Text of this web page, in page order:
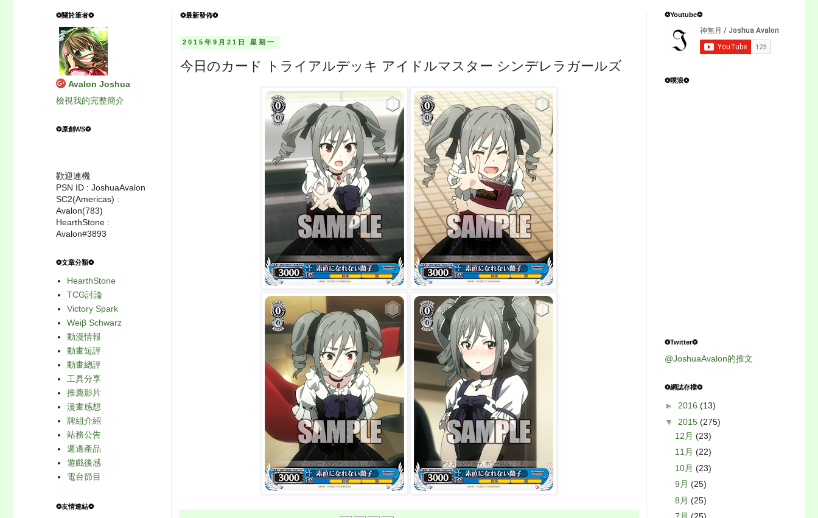
❂最新發佈❂
2015年9月21日 星期一
今日のカード トライアルデッキ アイドルマスター シンデレラガールズ
❂關於筆者❂
Avalon Joshua
檢視我的完整簡介
❂原創WS❂
歡迎連機
PSN ID : JoshuaAvalon
SC2(Americas) :
Avalon(783)
HearthStone :
Avalon#3893
❂文章分類❂
HearthStone
TCG討論
Victory Spark
Weiβ Schwarz
動漫情報
動畫短評
動畫總評
工具分享
推薦影片
漫畫感想
牌組介紹
站務公告
週邊產品
遊戲後感
電台節目
❂友情連結❂
❂Youtube❂
❂噗浪❂
❂Twitter❂
@JoshuaAvalon的推文
❂網誌存檔❂
► 2016 (13)
▼ 2015 (275)
12月 (23)
11月 (22)
10月 (23)
9月 (25)
8月 (25)